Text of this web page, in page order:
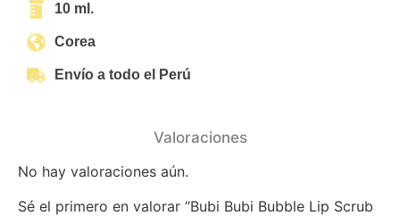
10 ml.
Corea
Envío a todo el Perú
Valoraciones
No hay valoraciones aún.
Sé el primero en valorar “Bubi Bubi Bubble Lip Scrub